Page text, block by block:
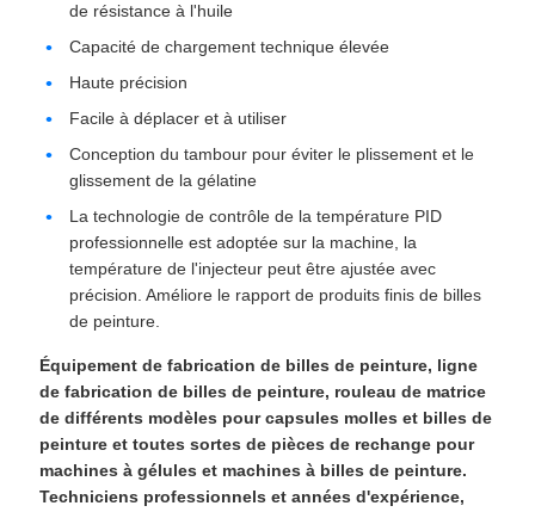
de résistance à l'huile
Capacité de chargement technique élevée
Haute précision
Facile à déplacer et à utiliser
Conception du tambour pour éviter le plissement et le
glissement de la gélatine
La technologie de contrôle de la température PID
professionnelle est adoptée sur la machine, la
température de l'injecteur peut être ajustée avec
précision. Améliore le rapport de produits finis de billes
de peinture.
Équipement de fabrication de billes de peinture, ligne
de fabrication de billes de peinture, rouleau de matrice
de différents modèles pour capsules molles et billes de
peinture et toutes sortes de pièces de rechange pour
machines à gélules et machines à billes de peinture.
Techniciens professionnels et années d'expérience,